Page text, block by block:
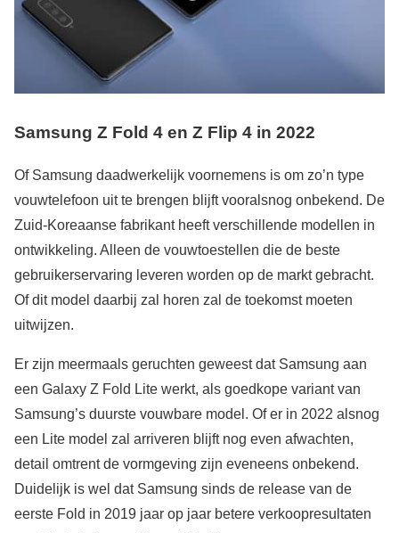
Samsung Z Fold 4 en Z Flip 4 in 2022
Of Samsung daadwerkelijk voornemens is om zo’n type
vouwtelefoon uit te brengen blijft vooralsnog onbekend. De
Zuid-Koreaanse fabrikant heeft verschillende modellen in
ontwikkeling. Alleen de vouwtoestellen die de beste
gebruikerservaring leveren worden op de markt gebracht.
Of dit model daarbij zal horen zal de toekomst moeten
uitwijzen.
Er zijn meermaals geruchten geweest dat Samsung aan
een Galaxy Z Fold Lite werkt, als goedkope variant van
Samsung’s duurste vouwbare model. Of er in 2022 alsnog
een Lite model zal arriveren blijft nog even afwachten,
detail omtrent de vormgeving zijn eveneens onbekend.
Duidelijk is wel dat Samsung sinds de release van de
eerste Fold in 2019 jaar op jaar betere verkoopresultaten